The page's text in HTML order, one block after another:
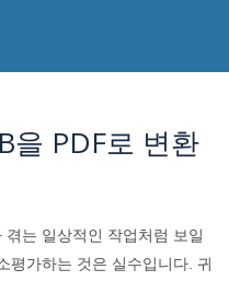
을 PDF로 변환
는 일상적인 작업처럼 보일
평가하는 것은 실수입니다. 귀